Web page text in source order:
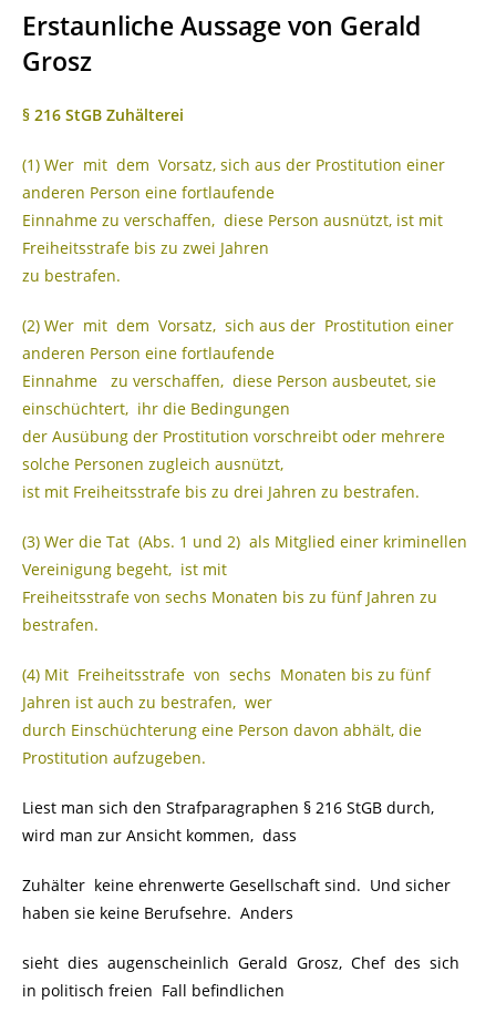
Erstaunliche Aussage von Gerald
Grosz
§ 216 StGB Zuhälterei
(1) Wer mit dem Vorsatz, sich aus der Prostitution einer
anderen Person eine fortlaufende
Einnahme zu verschaffen, diese Person ausnützt, ist mit
Freiheitsstrafe bis zu zwei Jahren
zu bestrafen.
(2) Wer mit dem Vorsatz, sich aus der Prostitution einer
anderen Person eine fortlaufende
Einnahme zu verschaffen, diese Person ausbeutet, sie
einschüchtert, ihr die Bedingungen
der Ausübung der Prostitution vorschreibt oder mehrere
solche Personen zugleich ausnützt,
ist mit Freiheitsstrafe bis zu drei Jahren zu bestrafen.
(3) Wer die Tat (Abs. 1 und 2) als Mitglied einer kriminellen
Vereinigung begeht, ist mit
Freiheitsstrafe von sechs Monaten bis zu fünf Jahren zu
bestrafen.
(4) Mit Freiheitsstrafe von sechs Monaten bis zu fünf
Jahren ist auch zu bestrafen, wer
durch Einschüchterung eine Person davon abhält, die
Prostitution aufzugeben.
Liest man sich den Strafparagraphen § 216 StGB durch,
wird man zur Ansicht kommen, dass
Zuhälter keine ehrenwerte Gesellschaft sind. Und sicher
haben sie keine Berufsehre. Anders
sieht dies augenscheinlich Gerald Grosz, Chef des sich
in politisch freien Fall befindlichen